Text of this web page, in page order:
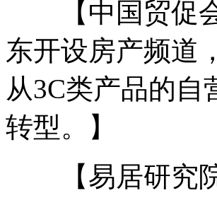
【中国贸促会
东开设房产频道
从3C类产品的
转型。】
【易居研究院